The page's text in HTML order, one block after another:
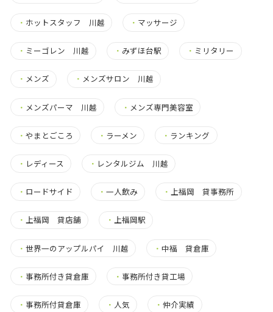
・ ホットスタッフ 川越 ・ マッサージ
・ ミーゴレン 川越 ・ みずほ台駅 ・ ミリタリー
・ メンズ ・ メンズサロン 川越
・ メンズパーマ 川越 ・ メンズ専門美容室
・ やまとごころ ・ ラーメン ・ ランキング
・ レディース ・ レンタルジム 川越
・ ロードサイド ・一人飲み ・上福岡 貸事務所
・ 上福岡 貸店舗 ・上福岡駅
・ 世界一のアップルパイ 川越 ・中福 貸倉庫
・ 事務所付き貸倉庫 ・ 事務所付き貸工場
・ 事務所付貸倉庫 ・ 人気 ・仲介実績